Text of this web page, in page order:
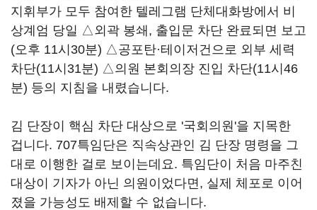
지휘부가 모두 참여한 텔레그램 단체대화방에서 비
상계엄 당일 △외곽 봉쇄, 출입문 차단 완료되면 보고
(오후 11시30분) △공포탄·테이저건으로 외부 세력
차단(11시31분) △의원 본회의장 진입 차단(11시46
분) 등의 지침을 내렸습니다.
김 단장이 핵심 차단 대상으로 '국회의원'을 지목한
겁니다. 707특임단은 직속상관인 김 단장 명령을 그
대로 이행한 걸로 보이는데요. 특임단이 처음 마주친
대상이 기자가 아닌 의원이었다면, 실제 체포로 이어
졌을 가능성도 배제할 수 없습니다.